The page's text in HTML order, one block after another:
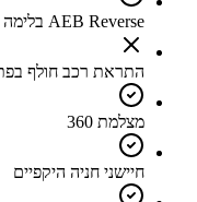
AEB Reverse בלימה אוטונומית בנסיעה לאחור
התראת רכב חולף
מצלמת 360
חיישני חניה היקפיים